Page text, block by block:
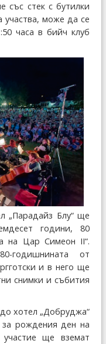
със стек с бутилки
участва, може да се
часа в бийч клуб
„Парадайз Блу“ ще
години, 80
на Цар Симеон II“.
годишнината от
и в него ще
снимки и събития
хотел „Добруджа“
за рождения ден на
ще вземат